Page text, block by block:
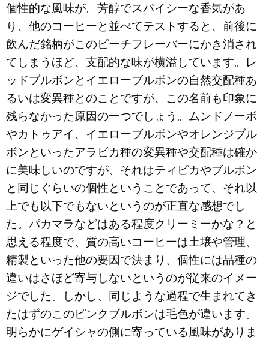
個性的な風味が。芳醇でスパイシーな香気があ
り、他のコーヒーと並べてテストすると、前後に
飲んだ銘柄がこのピーチフレーバーにかき消され
てしまうほど、支配的な味が横溢しています。レ
ッドブルボンとイエローブルボンの自然交配種あ
るいは変異種とのことですが、この名前も印象に
残らなかった原因の一つでしょう。ムンドノーボ
やカトゥアイ、イエローブルボンやオレンジブル
ボンといったアラビカ種の変異種や交配種は確か
に美味しいのですが、それはティピカやブルボン
と同じぐらいの個性ということであって、それ以
上でも以下でもないというのが正直な感想でし
た。パカマラなどはある程度クリーミーかな？と
思える程度で、質の高いコーヒーは土壌や管理、
精製といった他の要因で決まり、個性には品種の
違いはさほど寄与しないというのが従来のイメー
ジでした。しかし、同じような過程で生まれてき
たはずのこのピンクブルボンは毛色が違います。
明らかにゲイシャの側に寄っている風味がありま